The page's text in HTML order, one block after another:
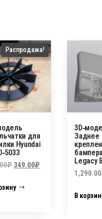
Распродажа!
для
Hyundai
₽ Первоначальная
составляла
349.00₽
Заднее
Legacy
1,290.00
В